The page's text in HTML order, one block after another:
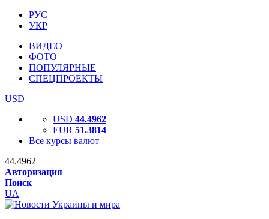
РУС
УКР
ВИДЕО
ФОТО
ПОПУЛЯРНЫЕ
СПЕЦПРОЕКТЫ
USD
USD 44.4962
EUR 51.3814
Все курсы валют
44.4962
Авторизация
Поиск
UA